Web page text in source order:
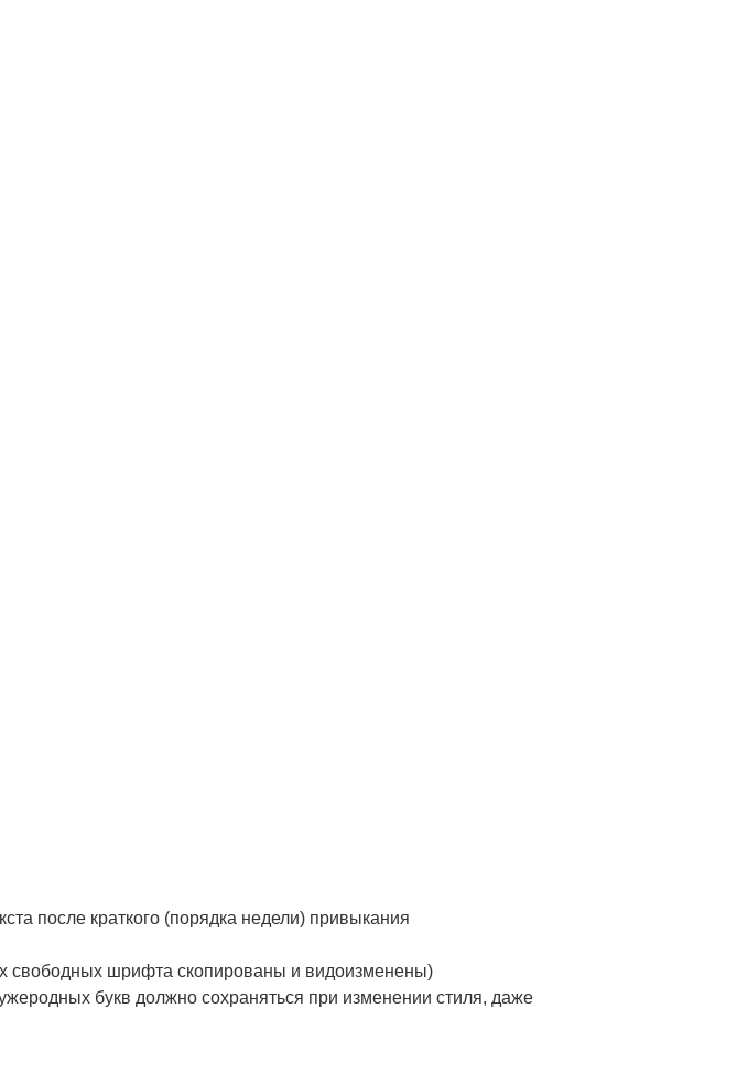
после краткого (порядка недели) привыкания
свободных шрифта скопированы и видоизменены)
букв должно сохраняться при изменении стиля, даже